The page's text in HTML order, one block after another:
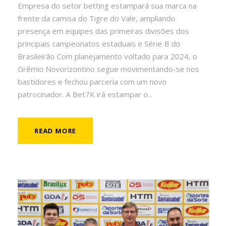
Empresa do setor betting estampará sua marca na
frente da camisa do Tigre do Vale, ampliando
presença em equipes das primeiras divisões dos
principais campeonatos estaduais e Série B do
Brasileirão Com planejamento voltado para 2024, o
Grêmio Novorizontino segue movimentando-se nos
bastidores e fechou parceria com um novo
patrocinador. A Bet7K irá estampar o...
READ MORE